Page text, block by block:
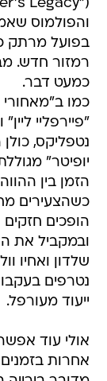
והפולמוס
בפועל מרתק
רמזור חדש.
כמעט דבר.
כמו ב"מאחורי
"פיירפליי
נטפליקס,
יופיטר"
הזמן בין
כשהצעירים
הופכים
שלדון ואחיו
נטרפים
ייעוד מעורפל.
אולי עוד
אחרות